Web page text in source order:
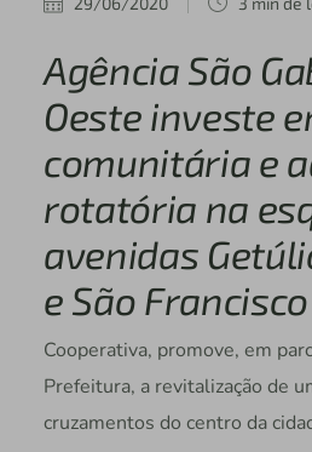
Agência São
Oeste investe
comunitária e
rotatória na
avenidas
e São Francisco
Cooperativa, promove, em
Prefeitura, a revitalização de
cruzamentos do centro da